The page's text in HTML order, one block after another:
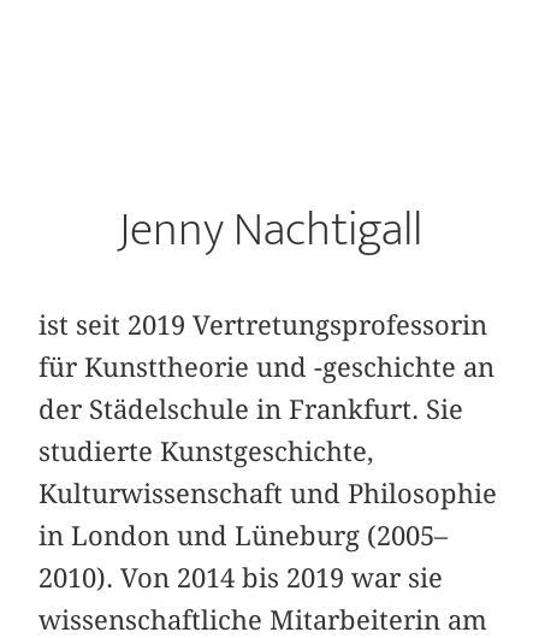
Jenny Nachtigall
ist seit 2019 Vertretungsprofessorin
für Kunsttheorie und -geschichte an
der Städelschule in Frankfurt. Sie
studierte Kunstgeschichte,
Kulturwissenschaft und Philosophie
in London und Lüneburg (2005–
2010). Von 2014 bis 2019 war sie
wissenschaftliche Mitarbeiterin am